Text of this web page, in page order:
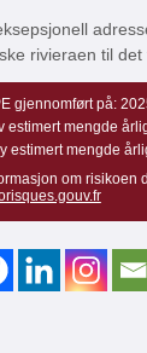
rivieraen til det
gjennomført på:
estimert mengde
estimert mengde
om risikoen